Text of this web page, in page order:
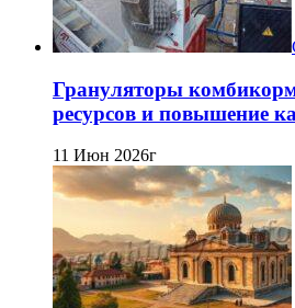
Грануляторы
ресурсов и повышение
11 Июн 2026г